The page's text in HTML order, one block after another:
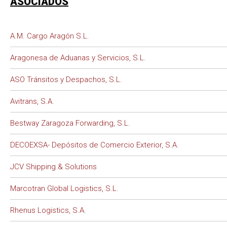
A.M. Cargo Aragón S.L.
Aragonesa de Aduanas y Servicios, S.L.
ASO Tránsitos y Despachos, S.L.
Avitrans, S.A.
Bestway Zaragoza Forwarding, S.L.
DECOEXSA- Depósitos de Comercio Exterior, S.A.
JCV Shipping & Solutions
Marcotran Global Logistics, S.L.
Rhenus Logistics, S.A.